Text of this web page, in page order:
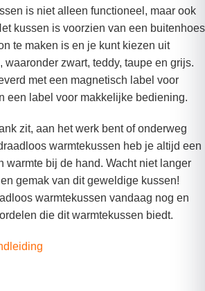
is niet alleen functioneel, maar ook
kussen is voorzien van een buitenhoes
te maken is en je kunt kiezen uit
zwart, teddy, taupe en grijs.
met een magnetisch label voor
een label voor makkelijke bediening.
zit, aan het werk bent of onderweg
warmtekussen heb je altijd een
warmte bij de hand. Wacht niet langer
gemak van dit geweldige kussen!
warmtekussen vandaag nog en
die dit warmtekussen biedt.